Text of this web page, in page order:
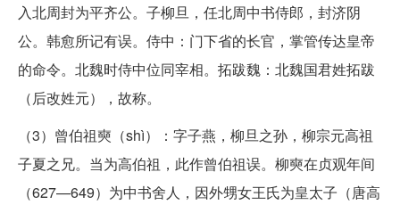
入北周封为平齐公。子柳旦，任北周中书侍郎，封济阴
公。韩愈所记有误。侍中：门下省的长官，掌管传达皇帝
的命令。北魏时侍中位同宰相。拓跋魏：北魏国君姓拓跋
（后改姓元），故称。
（3）曾伯祖奭（shì）：字子燕，柳旦之孙，柳宗元高祖
子夏之兄。当为高伯祖，此作曾伯祖误。柳奭在贞观年间
（627—649）为中书舍人，因外甥女王氏为皇太子（唐高